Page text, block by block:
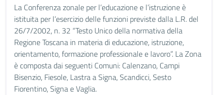
La Conferenza zonale per l’educazione e l’istruzione è
istituita per l’esercizio delle funzioni previste dalla L.R. del
26/7/2002, n. 32 “Testo Unico della normativa della
Regione Toscana in materia di educazione, istruzione,
orientamento, formazione professionale e lavoro”. La Zona
è composta dai seguenti Comuni: Calenzano, Campi
Bisenzio, Fiesole, Lastra a Signa, Scandicci, Sesto
Fiorentino, Signa e Vaglia.